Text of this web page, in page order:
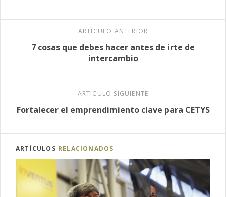
ARTÍCULO ANTERIOR
7 cosas que debes hacer antes de irte de
intercambio
ARTÍCULO SIGUIENTE
Fortalecer el emprendimiento clave para CETYS
ARTÍCULOS RELACIONADOS